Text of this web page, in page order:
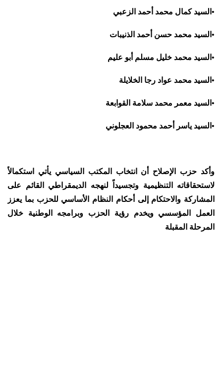
• السيد كمال محمد أحمد الزعبي
• السيد محمد حسن أحمد الذنيبات
• السيد محمد خليل مسلم أبو عليم
• السيد محمد عواد رجا الخلايلة
• السيد معمر محمد سلامة القوابعة
• السيد ياسر أحمد محمود العجلوني
وأكد حزب الإصلاح أن انتخاب المكتب السياسي يأتي استكمالاً
لاستحقاقاته التنظيمية وتجسيداً لنهجه الديمقراطي القائم على
المشاركة والاحتكام إلى أحكام النظام الأساسي للحزب بما يعزز
العمل المؤسسي ويخدم رؤية الحزب وبرامجه الوطنية خلال
المرحلة المقبلة